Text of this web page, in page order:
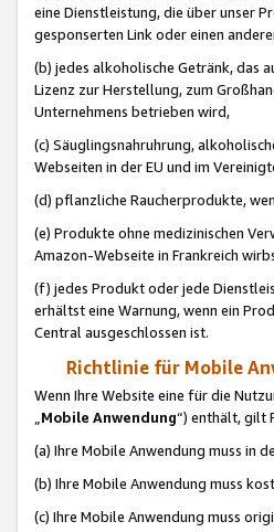
eine Dienstleistung, die über unser
gesponserten Link oder einen
(b) jedes alkoholische Getränk, das
Lizenz zur Herstellung, zum
Unternehmens betrieben wird,
(c) Säuglingsnahruhrung,
Webseiten in der EU und im
(d) pflanzliche Raucherprodukte,
(e) Produkte ohne medizinischen
Amazon-Webseite in Frankreich
(f) jedes Produkt oder jede
erhältst eine Warnung, wenn ein
Central ausgeschlossen ist.
Richtlinie für Mobile
Wenn Ihre Website eine für die
„Mobile Anwendung“) enthält, gilt
(a) Ihre Mobile Anwendung muss in
(b) Ihre Mobile Anwendung muss
(c) Ihre Mobile Anwendung muss